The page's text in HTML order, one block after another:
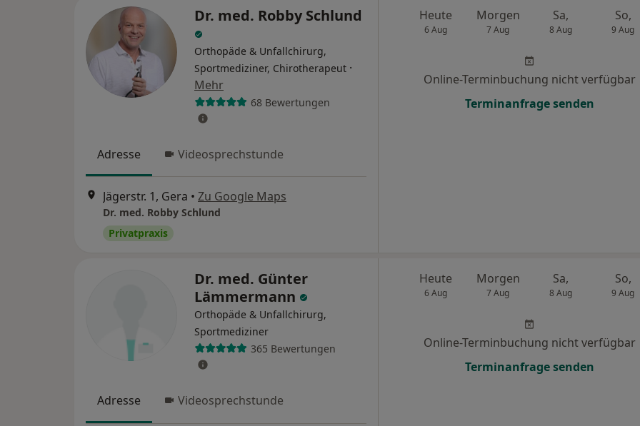
Dr. med. Robby Schlund
Orthopäde & Unfallchirurg,
Sportmediziner, Chirotherapeut ·
Mehr
68 Bewertungen
Adresse Videosprechstunde
Jägerstr. 1, Gera • Zu Google Maps
Dr. med. Robby Schlund
Privatpraxis
Heute
6 Aug
Morgen
7 Aug
Sa,
8 Aug
So,
9 Aug
Online-Terminbuchung nicht verfügbar
Terminanfrage senden
Dr. med. Günter
Lämmermann
Orthopäde & Unfallchirurg,
Sportmediziner
365 Bewertungen
Adresse Videosprechstunde
Heute
6 Aug
Morgen
7 Aug
Sa,
8 Aug
So,
9 Aug
Online-Terminbuchung nicht verfügbar
Terminanfrage senden